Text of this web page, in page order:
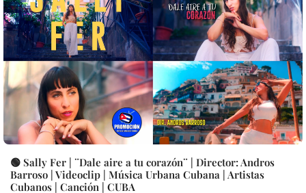
🟢 Sally Fer | ¨Dale aire a tu corazón¨ | Director: Andros
Barroso | Videoclip | Música Urbana Cubana | Artistas
Cubanos | Canción | CUBA